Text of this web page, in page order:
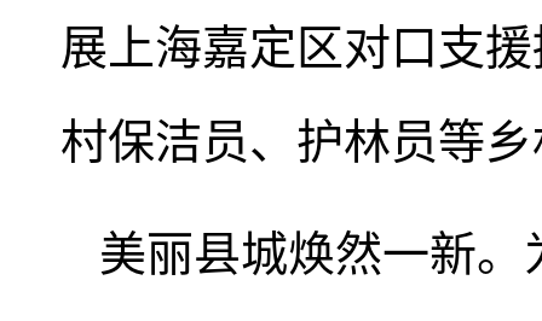
展上海嘉定区对口支
村保洁员、护林员等
美丽县城焕然一新